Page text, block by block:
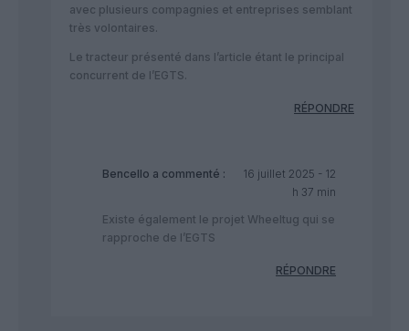
avec plusieurs compagnies et entreprises semblant
très volontaires.
Le tracteur présenté dans l’article étant le principal
concurrent de l’EGTS.
RÉPONDRE
Bencello a commenté :
16 juillet 2025 - 12
h 37 min
Existe également le projet Wheeltug qui se
rapproche de l’EGTS
RÉPONDRE